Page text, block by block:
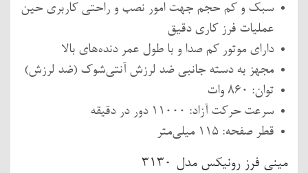
سبک و کم حجم جهت امور نصب و راحتی کاربری حین
عملیات فرز کاری دقیق
دارای موتور کم صدا و با طول عمر دنده‌های بالا
مجهز به دسته جانبی ضد لرزش آنتی‌شوک (ضد لرزش)
توان: 860 وات
سرعت حرکت آزاد: 11000 دور در دقیقه
قطر صفحه: 115 میلی‌متر
مینی فرز رونیکس مدل 3130